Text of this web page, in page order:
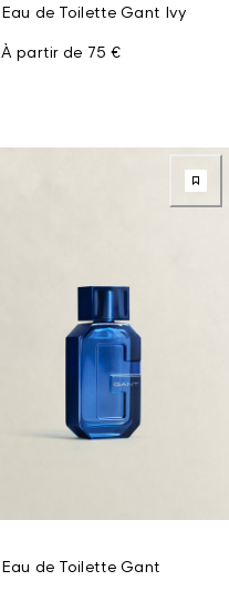
Eau de Toilette Gant Ivy
À partir de 75 €
Eau de Toilette Gant